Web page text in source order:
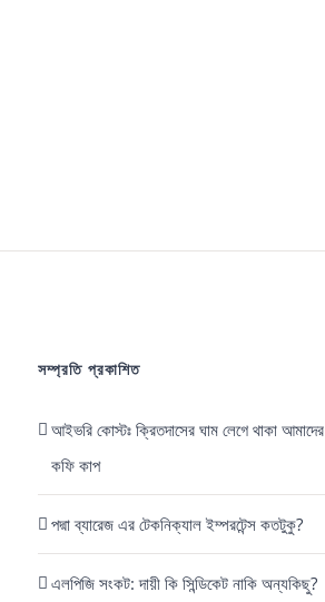
সম্প্রতি প্রকাশিত
আইভরি কোস্টঃ ক্রিতদাসের ঘাম লেগে থাকা আমাদের
কফি কাপ
পদ্মা ব্যারেজ এর টেকনিক্যাল ইম্পরটেন্স কতটুকু?
এলপিজি সংকট: দায়ী কি সিন্ডিকেট নাকি অন্যকিছু?